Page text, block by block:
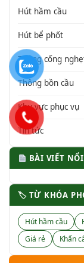
Hút hầm cầu
Hút bể phốt
Thông cống
Thông bồn cầu
Khu vực phục vụ
Tin tức
BÀI VIẾT
🏷 TỪ KHÓA
Hút hầm cầu
Giá rẻ
Khẩn